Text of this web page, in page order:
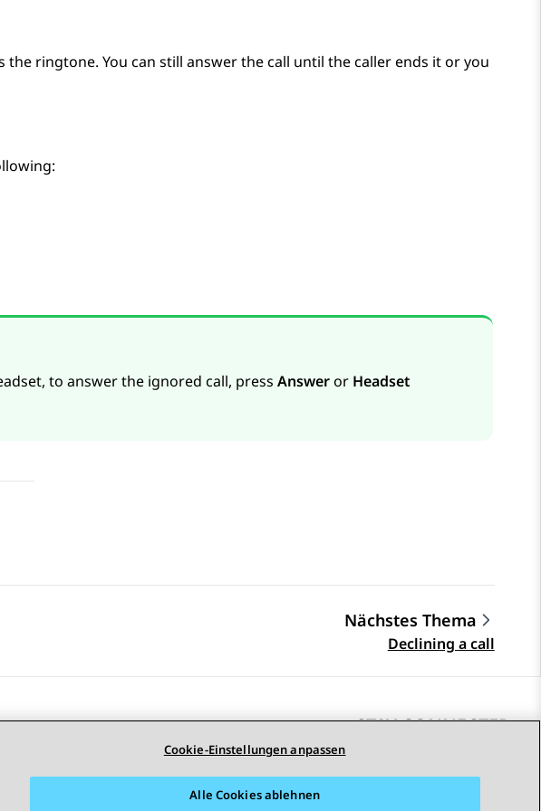
the ringtone. You can still answer the call until the caller ends it or you
to answer the ignored call, press Answeror Headset
Nächstes Thema
Declining a call
STAY CONNECTED
Cookie-Einstellungen anpassen
Alle Cookies ablehnen